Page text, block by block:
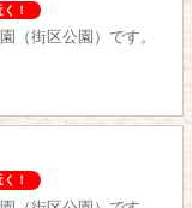
！
（街区公園）です。
！